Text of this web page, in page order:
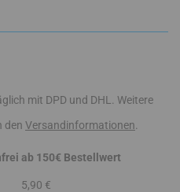
mit DPD und DHL. Weitere
den Versandinformationen
ab 150€ Bestellwert
5,90 €